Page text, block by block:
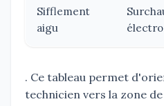
Sifflement
aigu
. Ce tableau permet
technicien vers la zone